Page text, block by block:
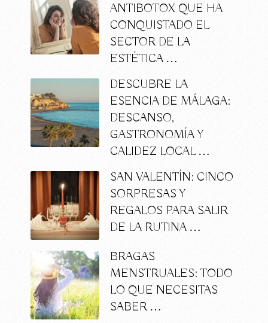
ANTIBOTOX QUE HA
CONQUISTADO EL
SECTOR DE LA
ESTÉTICA …
DESCUBRE LA
ESENCIA DE MÁLAGA:
DESCANSO,
GASTRONOMÍA Y
CALIDEZ LOCAL …
SAN VALENTÍN: CINCO
SORPRESAS Y
REGALOS PARA SALIR
DE LA RUTINA …
BRAGAS
MENSTRUALES: TODO
LO QUE NECESITAS
SABER …